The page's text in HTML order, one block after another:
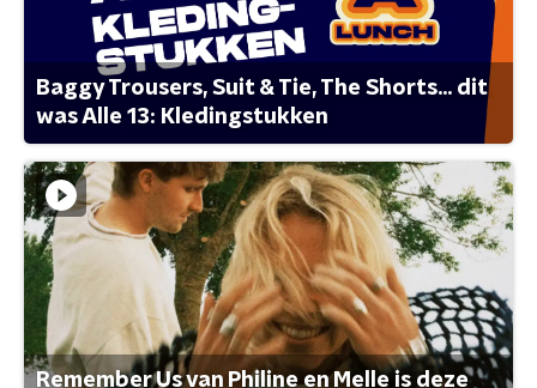
Baggy Trousers, Suit & Tie, The Shorts... dit
was Alle 13: Kledingstukken
Remember Us van Philine en Melle is deze